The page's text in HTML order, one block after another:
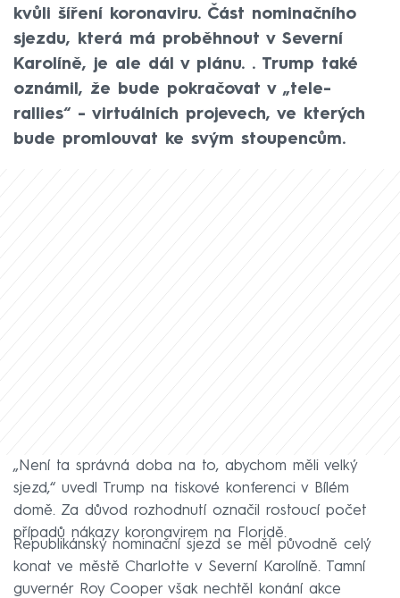
kvůli šíření koronaviru. Část nominačního
sjezdu, která má proběhnout v Severní
Karolíně, je ale dál v plánu. . Trump také
oznámil, že bude pokračovat v „tele-
rallies“ - virtuálních projevech, ve kterých
bude promlouvat ke svým stoupencům.
„Není ta správná doba na to, abychom měli velký
sjezd,“ uvedl Trump na tiskové konferenci v Bílém
domě. Za důvod rozhodnutí označil rostoucí počet
případů nákazy koronavirem na Floridě.
Republikánský nominační sjezd se měl původně celý
konat ve městě Charlotte v Severní Karolíně. Tamní
guvernér Roy Cooper však nechtěl konání akce